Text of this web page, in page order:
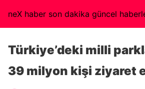
neX haber son dakika güncel
Türkiye’deki milli
39 milyon kişi ziyaret